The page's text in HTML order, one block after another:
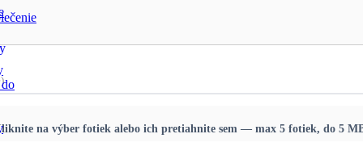
na výber fotiek alebo ich pretiahnite sem — max 5 fotiek, do 5